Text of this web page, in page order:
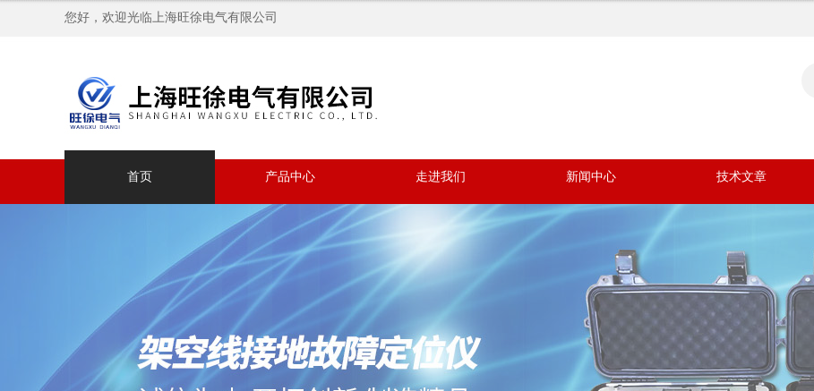
您好，欢迎光临上海旺徐电气有限公司
首页 产品中心 走进我们 新闻中心 技术文章